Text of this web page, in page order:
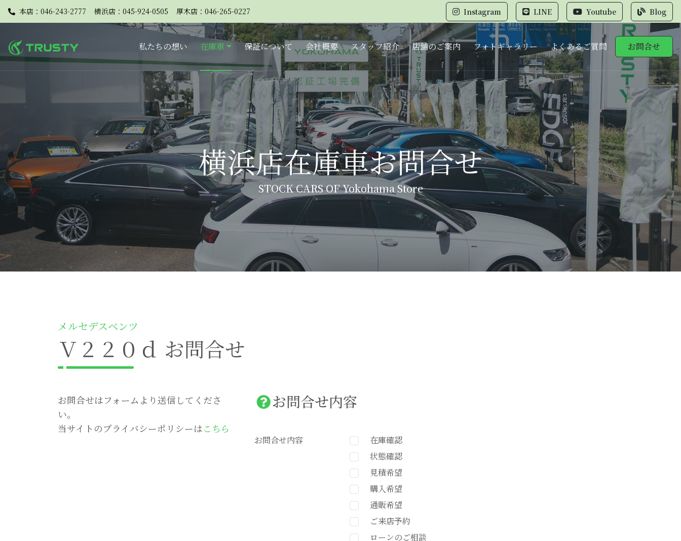
本店：046-243-2777 横浜店：045-924-0505 厚木店：046-265-0227 Instagram LINE Youtube Blog
私たちの想い 在庫車 保証について 会社概要 スタッフ紹介 店舗のご案内 フォトギャラリー よくあるご質問 お問合せ
横浜店在庫車お問合せ
STOCK CARS OF Yokohama Store
メルセデスベンツ
Ｖ２２０ｄ お問合せ
お問合せはフォームより送信してくださ
い。
当サイトのプライバシーポリシーはこちら
お問合せ内容
お問合せ内容
在庫確認
状態確認
見積希望
購入希望
通販希望
ご来店予約
ローンのご相談